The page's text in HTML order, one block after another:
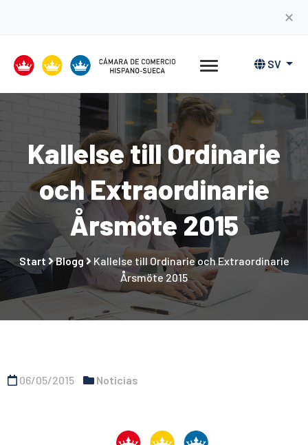
✕
SV
Kallelse till Ordinarie
och Extraordinarie
Årsmöte 2015
Start Blogg
Kallelse till Ordinarie och Extraordinarie
Årsmöte 2015
06/05/2015 Noticias